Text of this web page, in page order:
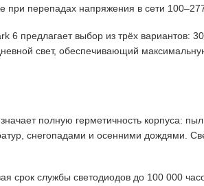
при перепадах напряжения в сети
предлагает выбор из трёх вариантов:
свет, обеспечивающий
полную герметичность корпуса:
снегопадами и осенними дождями.
срок службы светодиодов до 100 000